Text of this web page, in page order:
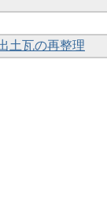
土瓦の再整理